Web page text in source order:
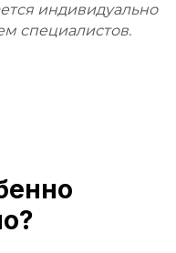
индивидуально
специалистов.